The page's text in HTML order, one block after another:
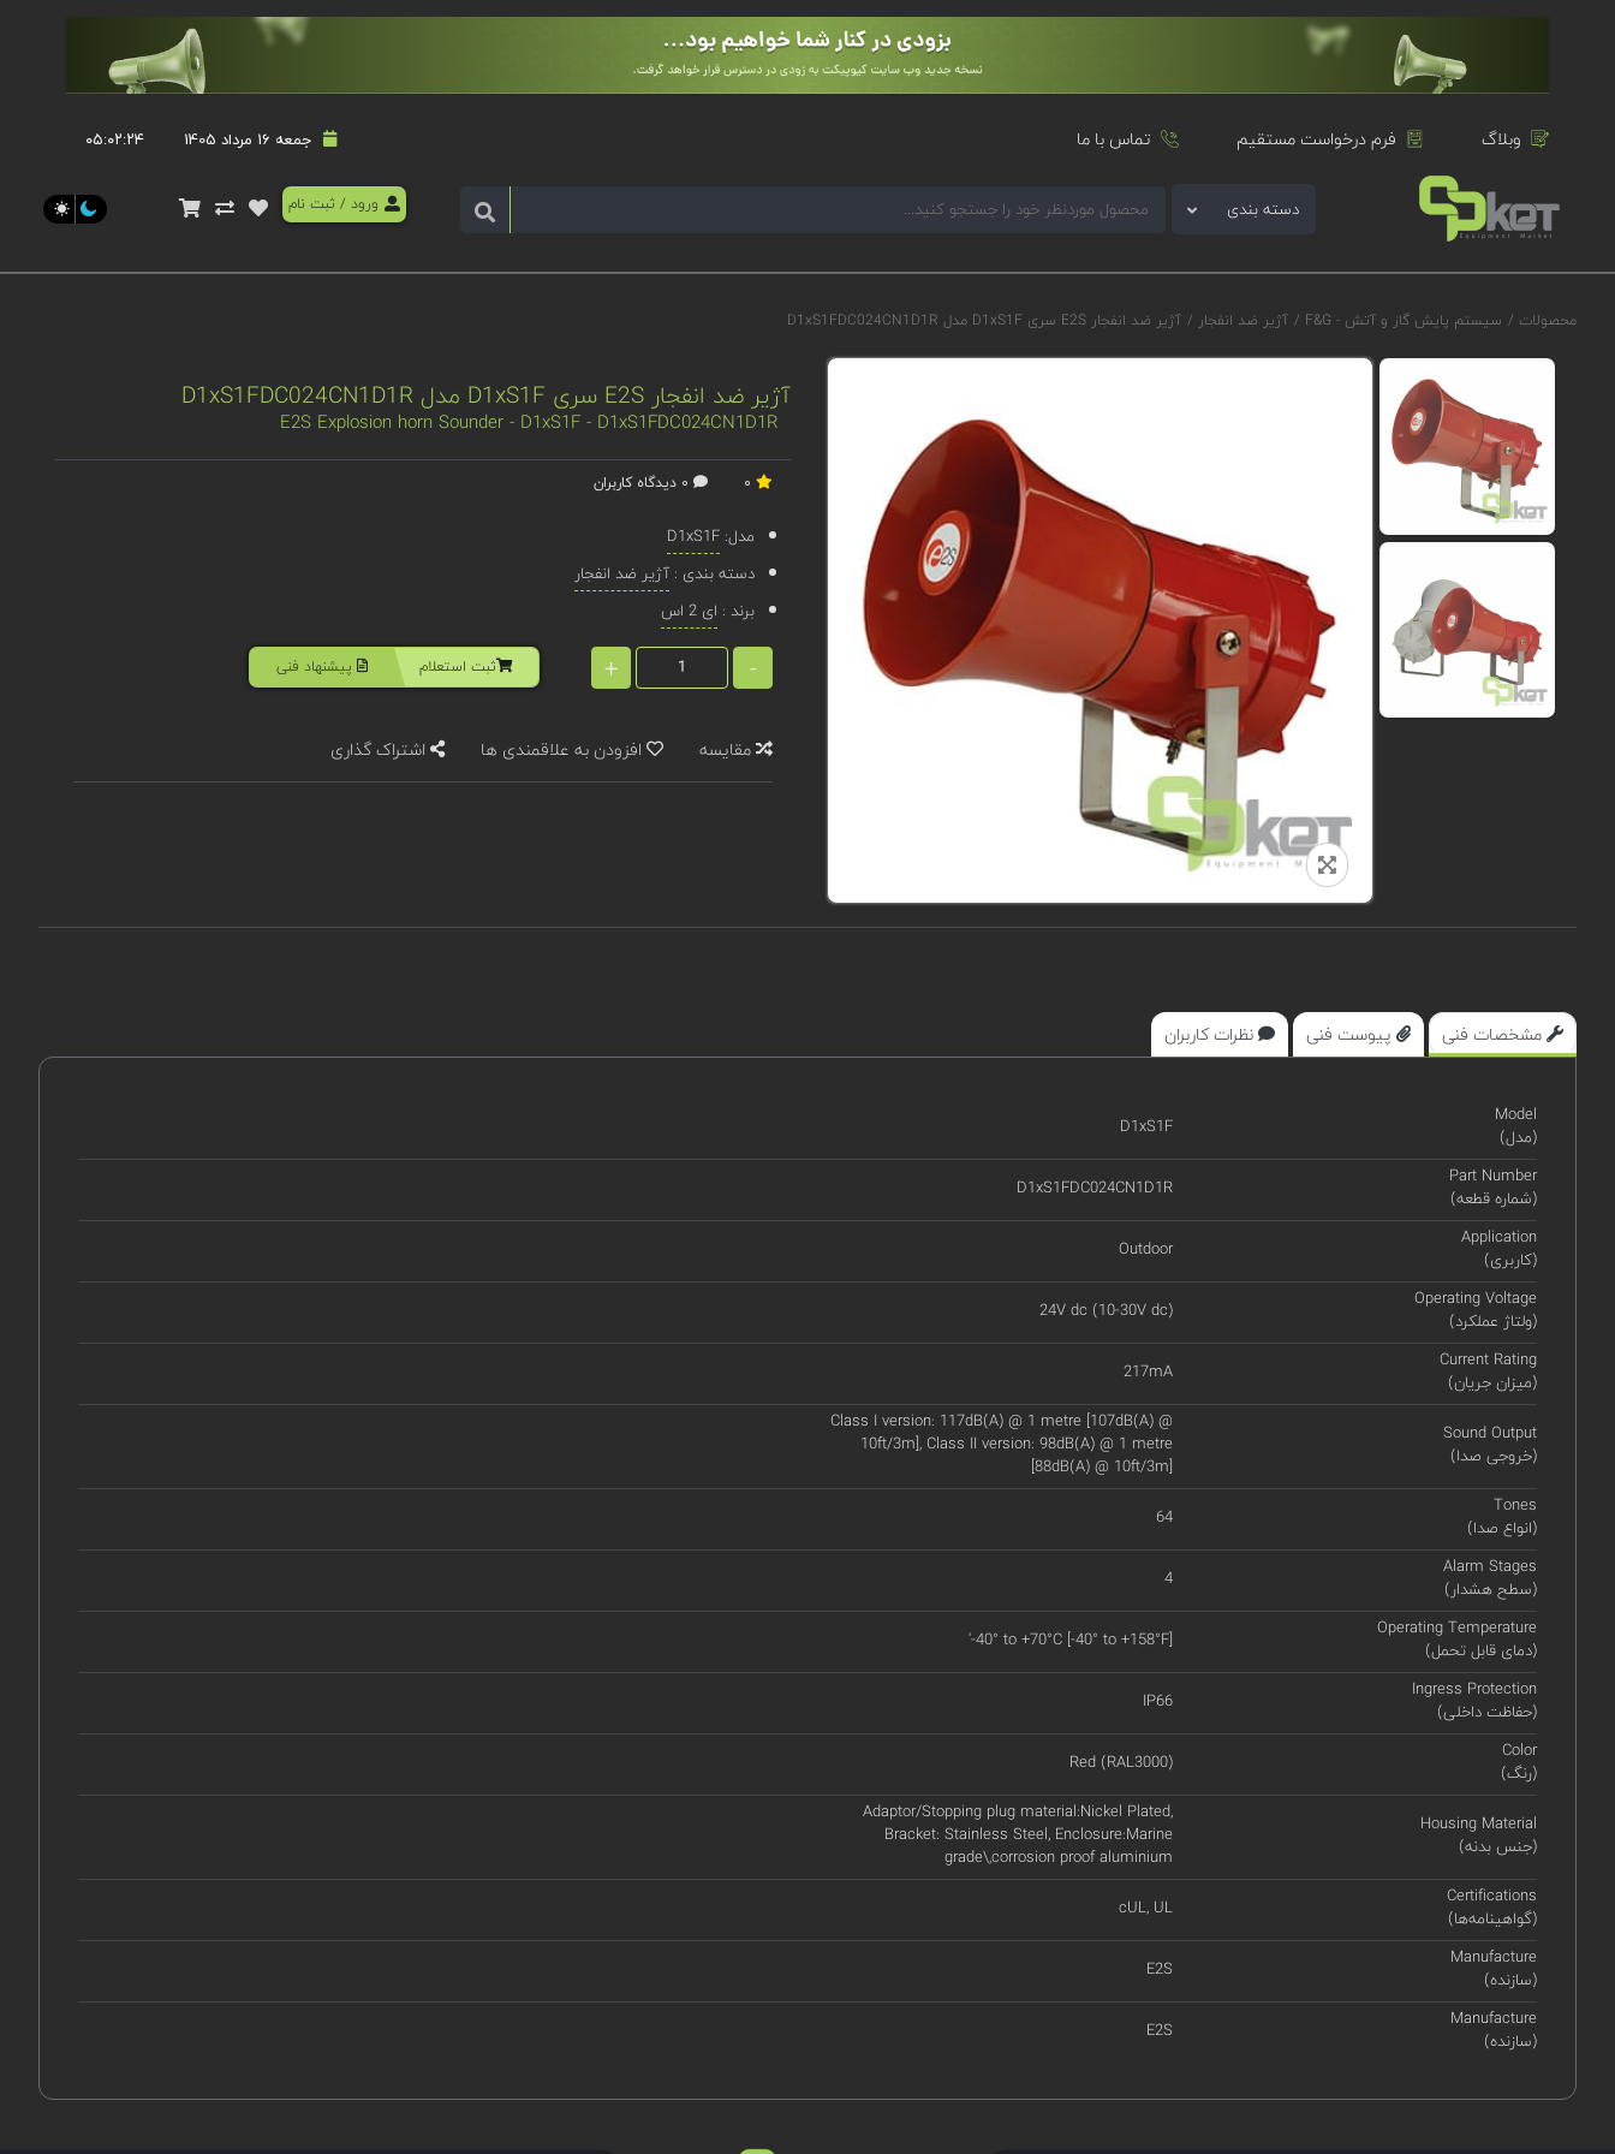
وبلاگ فرم درخواست مستقیم تماس با ما جمعه 16 مرداد 1405 ۰۵:۰۲:۲۴
دسته بندی ورود / ثبت نام
محصولات / سیستم پایش گاز و آتش - F&G / آژیر ضد انفجار / آژیر ضد انفجار E2S سری D1xS1F مدل D1xS1FDC024CN1D1R
آژیر ضد انفجار E2S سری D1xS1F مدل D1xS1FDC024CN1D1R
E2S Explosion horn Sounder - D1xS1F - D1xS1FDC024CN1D1R
مدل: D1xS1F
دسته بندی : آژیر ضد انفجار
برند : ای 2 اس
-
+ ثبت استعلام پیشنهاد فنی
مقایسه افزودن به علاقمندی ها اشتراک گذاری
مشخصات فنی پیوست فنی نظرات کاربران
Model
(مدل)
D1xS1F
Part Number
(شماره قطعه)
D1xS1FDC024CN1D1R
Application
(کاربری)
Outdoor
Operating Voltage
(ولتاژ عملکرد)
24V dc (10-30V dc)
Current Rating
(میزان جریان)
217mA
Sound Output
(خروجی صدا)
Class I version: 117dB(A) @ 1 metre [107dB(A) @
10ft/3m], Class II version: 98dB(A) @ 1 metre
[88dB(A) @ 10ft/3m]
Tones
(انواع صدا)
64
Alarm Stages
(سطح هشدار)
4
Operating Temperature
(دمای قابل تحمل)
'-40° to +70°C [-40° to +158°F]
Ingress Protection
(حفاظت داخلی)
IP66
Color
(رنگ)
Red (RAL3000)
Housing Material
(جنس بدنه)
Adaptor/Stopping plug material:Nickel Plated,
Bracket: Stainless Steel, Enclosure:Marine
grade\,corrosion proof aluminium
Certifications
(گواهینامه‌ها)
cUL, UL
Manufacture
(سازنده)
E2S
Manufacture
(سازنده)
E2S